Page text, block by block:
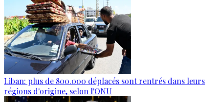
Liban: plus de 800.000 déplacés sont rentrés dans leurs
régions d'origine, selon l'ONU